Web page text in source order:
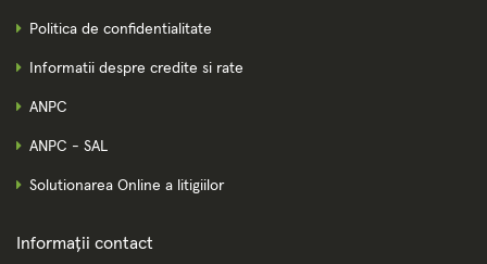
Politica de confidentialitate
Informatii despre credite si rate
ANPC
ANPC - SAL
Solutionarea Online a litigiilor
Informații contact